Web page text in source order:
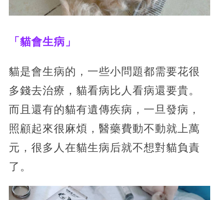
「貓會生病」
貓是會生病的，一些小問題都需要花很
多錢去治療，貓看病比人看病還要貴。
而且還有的貓有遺傳疾病，一旦發病，
照顧起來很麻煩，醫藥費動不動就上萬
元，很多人在貓生病后就不想對貓負責
了。